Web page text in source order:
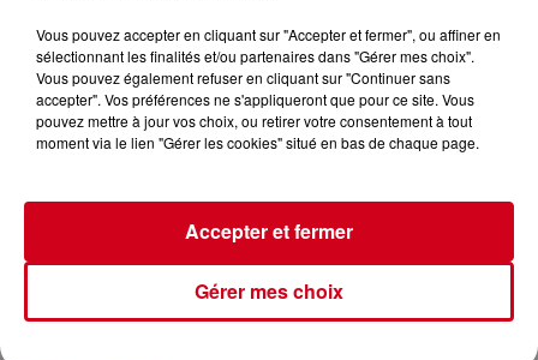
À LA UNE Voir plus
Couserans : Eaux du Couserans
alerte sur une recrudescence de
La Fabio-Casartelli souffle ses 30
bougies sur les routes du
Couserans
Vous pouvez accepter en cliquant sur "Accepter et fermer", ou affiner en
sélectionnant les finalités et/ou partenaires dans "Gérer mes choix".
Vous pouvez également refuser en cliquant sur "Continuer sans
accepter". Vos préférences ne s'appliqueront que pour ce site. Vous
pouvez mettre à jour vos choix, ou retirer votre consentement à tout
moment via le lien "Gérer les cookies" situé en bas de chaque page.
Gérer mes choix
Accepter et fermer